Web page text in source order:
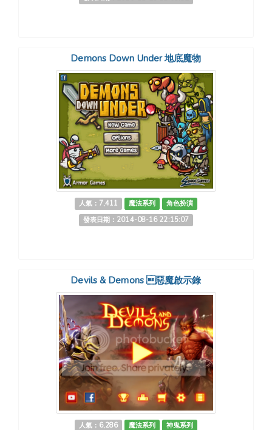
Demons Down Under 地底魔物
人氣：7,411 魔法系列
角色扮演
發表日期：2014-08-16 22:15:07
Devils & Demons 惡魔啟示錄
人氣：6,286 魔法系列
神鬼系列